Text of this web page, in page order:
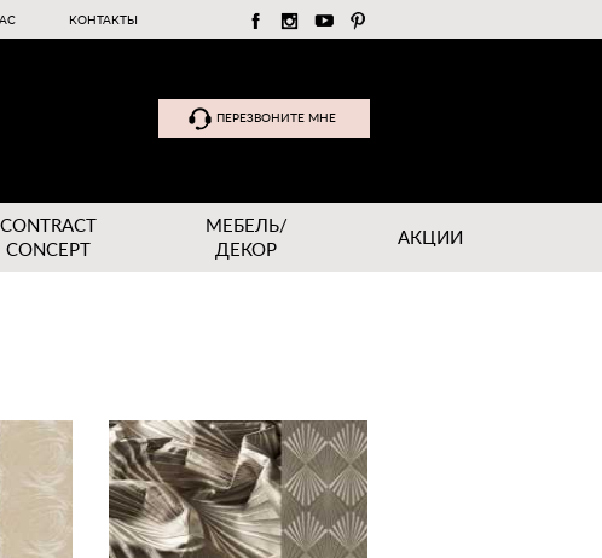
КОНТАКТЫ
ПЕРЕЗВОНИТЕ МНЕ
CONTRACT
CONCEPT
МЕБЕЛЬ/
ДЕКОР
АКЦИИ